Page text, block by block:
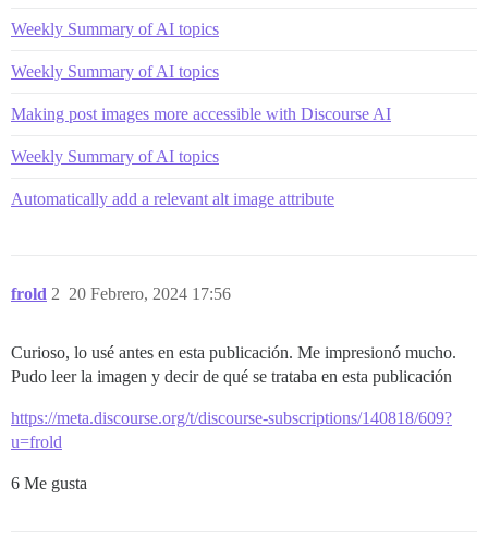
Weekly Summary of AI topics
Weekly Summary of AI topics
Making post images more accessible with Discourse AI
Weekly Summary of AI topics
Automatically add a relevant alt image attribute
frold 20 Febrero, 2024 17:56
2
Curioso, lo usé antes en esta publicación. Me impresionó mucho.
Pudo leer la imagen y decir de qué se trataba en esta publicación
https://meta.discourse.org/t/discourse-subscriptions/140818/609?
u=frold
6 Me gusta